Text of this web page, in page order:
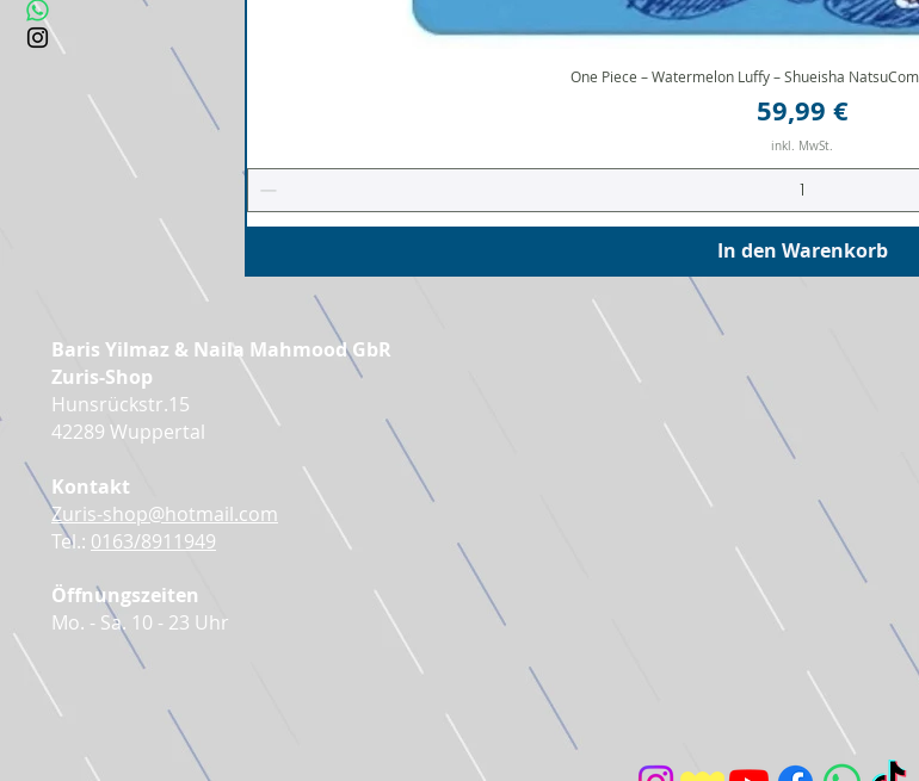
Schnellansicht
One Piece – Watermelon Luffy – Shueisha
Preis
59,99 €
inkl. MwSt.
In den Warenkorb
Baris Yilmaz & Naila Mahmood GbR
Zuris-Shop
Hunsrückstr.15
42289 Wuppertal
Kontakt
Zuris-shop@hotmail.com
Tel.: 0163/8911949
Öffnungszeiten
Mo. - Sa. 10 - 23 Uhr